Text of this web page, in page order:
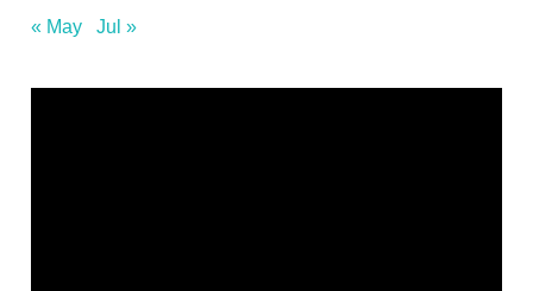
« May Jul »